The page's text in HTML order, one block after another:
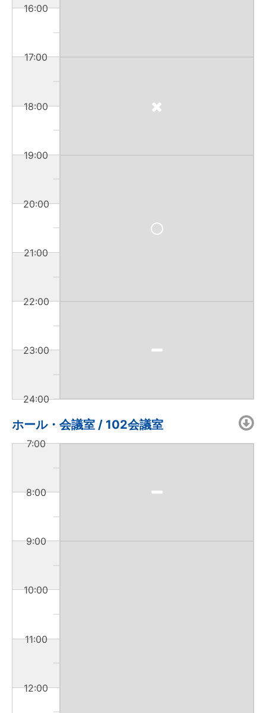
16:00
17:00
18:00
19:00
20:00
21:00
22:00
23:00
24:00
ホール・会議室 / 102会議室
7:00
8:00
9:00
10:00
11:00
12:00